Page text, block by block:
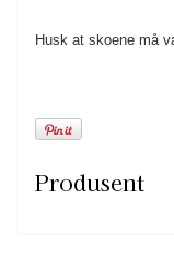
Husk at skoene må
Produsent